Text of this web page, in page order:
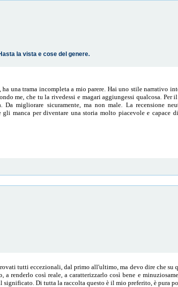
la vista e cose del genere.
una trama incompleta a mio parere. Hai uno stile narrativo
me, che tu la rivedessi e magari aggiungessi qualcosa.
migliorare sicuramente, ma non male. La recensione
manca per diventare una storia molto piacevole e capace
tutti eccezionali, dal primo all'ultimo, ma devo dire che su
a renderlo così reale, a caratterizzarlo così bene e
Di tutta la raccolta questo è il mio preferito, è pura